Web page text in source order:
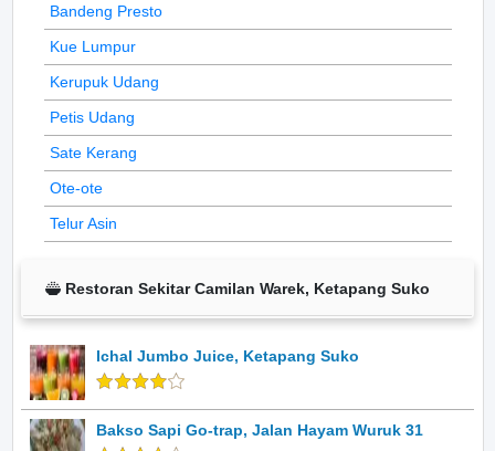
Bandeng Presto
Kue Lumpur
Kerupuk Udang
Petis Udang
Sate Kerang
Ote-ote
Telur Asin
Restoran Sekitar Camilan Warek, Ketapang Suko
Ichal Jumbo Juice, Ketapang Suko
Bakso Sapi Go-trap, Jalan Hayam Wuruk 31